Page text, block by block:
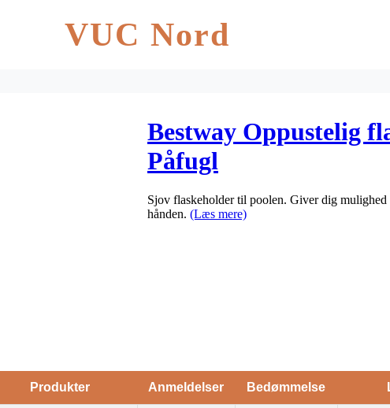
VUC Nord
Bestway Oppustelig
Påfugl
Sjov flaskeholder til poolen. Giver dig
hånden. (Læs mere)
Produkter Anmeldelser Bedømmelse